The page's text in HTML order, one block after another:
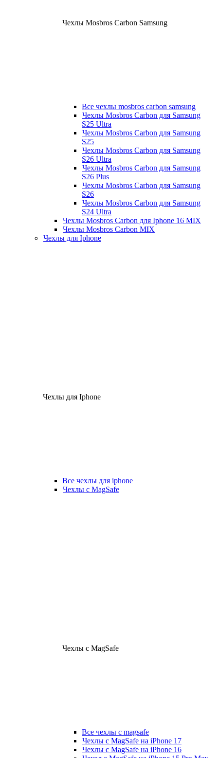
Чехлы Mosbros Carbon Samsung
Все чехлы mosbros carbon samsung
Чехлы Mosbros Carbon для Samsung
S25 Ultra
Чехлы Mosbros Carbon для Samsung
S25
Чехлы Mosbros Carbon для Samsung
S26 Ultra
Чехлы Mosbros Carbon для Samsung
S26 Plus
Чехлы Mosbros Carbon для Samsung
S26
Чехлы Mosbros Carbon для Samsung
S24 Ultra
Чехлы Mosbros Carbon для Iphone 16 MIX
Чехлы Mosbros Carbon MIX
Чехлы для Iphone
Чехлы для Iphone
Все чехлы для iphone
Чехлы с MagSafe
Чехлы с MagSafe
Все чехлы с magsafe
Чехлы с MagSafe на iPhone 17
Чехлы с MagSafe на iPhone 16